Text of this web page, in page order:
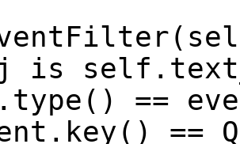
is
==
==